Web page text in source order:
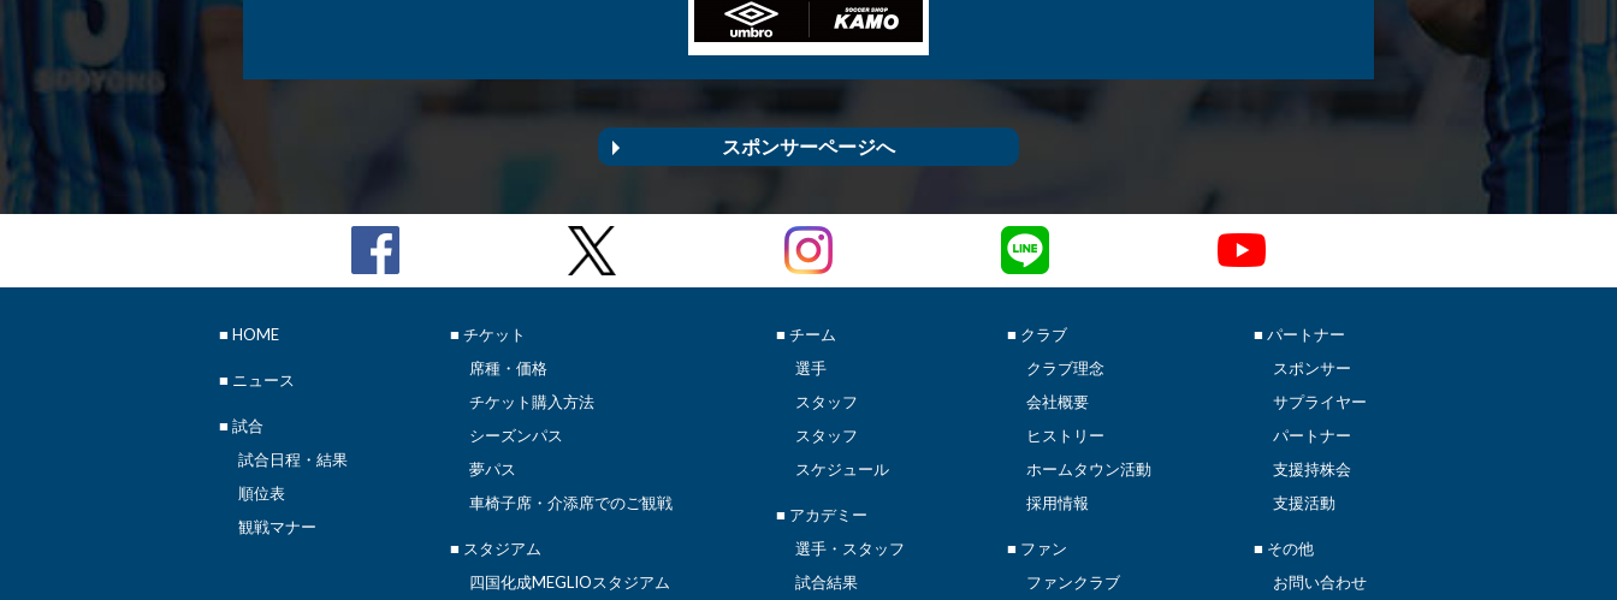
スポンサーページへ
■ HOME
■ ニュース
■ 試合
試合日程・結果
順位表
観戦マナー
■ チケット
席種・価格
チケット購入方法
シーズンパス
夢パス
車椅子席・介添席でのご観戦
■ スタジアム
四国化成MEGLIOスタジアム
■ チーム
選手
スタッフ
スタッフ
スケジュール
■ アカデミー
選手・スタッフ
試合結果
■ クラブ
クラブ理念
会社概要
ヒストリー
ホームタウン活動
採用情報
■ ファン
ファンクラブ
■ パートナー
スポンサー
サプライヤー
パートナー
支援持株会
支援活動
■ その他
お問い合わせ